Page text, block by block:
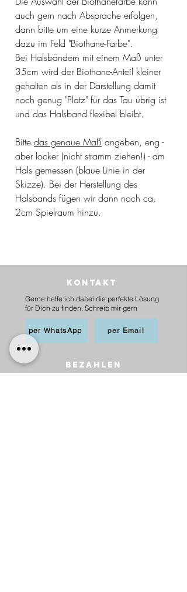
auch gern nach Absprache erfolgen,
dann bitte um eine kurze Anmerkung
dazu im Feld "Biothane-Farbe".
Bei Halsbändern mit einem Maß unter
35cm wird der Biothane-Anteil kleiner
gehalten als in der Darstellung damit
noch genug "Platz" für das Tau übrig ist
und das Halsband flexibel bleibt.
Bitte das genaue Maß angeben, eng -
aber locker (nicht stramm ziehen!) - am
Hals gemessen (blaue Linie in der
Skizze). Bei der Herstellung des
Halsbands fügen wir dann noch ca.
2cm Spielraum hinzu.
Kontakt
Gerne helfe ich dabei die perfekte Lösung
für Dich zu finden. Schreib mir gern
per WhatsApp per Email
BEZAHLEN